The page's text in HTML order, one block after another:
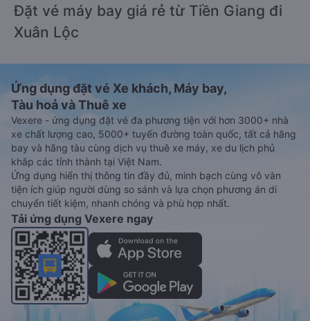
Đặt vé máy bay giá rẻ từ Tiền Giang đi
Xuân Lộc
Ứng dụng đặt vé Xe khách, Máy bay,
Tàu hoả và Thuê xe
Vexere - ứng dụng đặt vé đa phương tiện với hơn 3000+ nhà
xe chất lượng cao, 5000+ tuyến đường toàn quốc, tất cả hãng
bay và hãng tàu cùng dịch vụ thuê xe máy, xe du lịch phủ
khắp các tỉnh thành tại Việt Nam.
Ứng dụng hiển thị thông tin đầy đủ, minh bạch cùng vô vàn
tiện ích giúp người dùng so sánh và lựa chọn phương án di
chuyển tiết kiệm, nhanh chóng và phù hợp nhất.
Tải ứng dụng Vexere ngay